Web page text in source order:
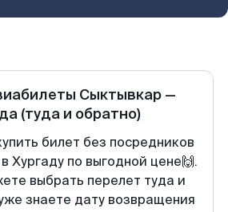
Сыктывкар —
(туда и обратно)
билет без посредников
Хургаду по выгодной цене🙌.
выбрать перелет туда и
знаете дату возвращения